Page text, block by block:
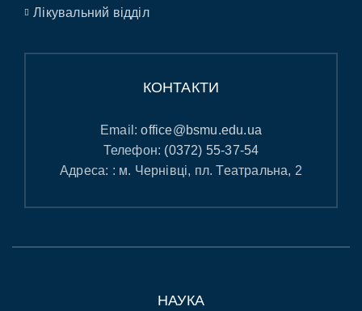
Лікувальний відділ
КОНТАКТИ
Email:office@bsmu.edu.ua
Телефон: (0372) 55-37-54
Адреса: : м. Чернівці, пл. Театральна, 2
НАУКА